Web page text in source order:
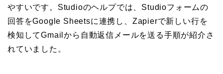
やすいです。Studioのヘルプでは、Studioフォームの
回答をGoogle Sheetsに連携し、Zapierで新しい行を
検知してGmailから自動返信メールを送る手順が紹介さ
れていました。